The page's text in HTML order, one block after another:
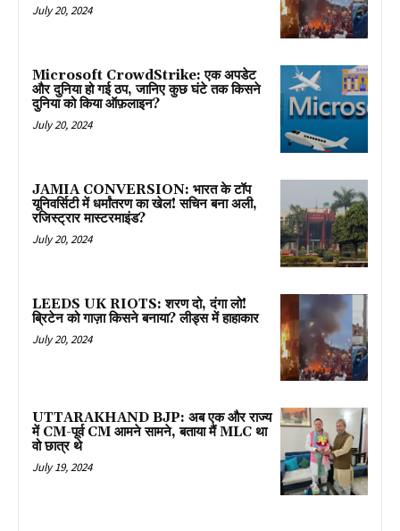
July 20, 2024
Microsoft CrowdStrike: एक अपडेट
और दुनिया हो गई ठप, जानिए कुछ घंटे तक किसने
दुनिया को किया ऑफ़लाइन?
July 20, 2024
JAMIA CONVERSION: भारत के टॉप
यूनिवर्सिटी में धर्मांतरण का खेल! सचिन बना अली,
रजिस्ट्रार मास्टरमाइंड?
July 20, 2024
LEEDS UK RIOTS: शरण दो, दंगा लो!
ब्रिटेन को गाज़ा किसने बनाया? लीड्स में हाहाकार
July 20, 2024
UTTARAKHAND BJP: अब एक और राज्य
में CM-पूर्व CM आमने सामने, बताया मैं MLC था
वो छात्र थे
July 19, 2024